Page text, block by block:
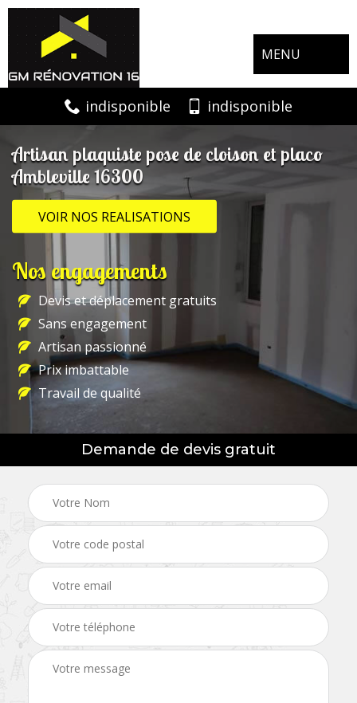
MENU
indisponible indisponible
Artisan plaquiste pose de cloison et placo
Ambleville 16300
VOIR NOS REALISATIONS
Nos engagements
Devis et déplacement gratuits
Sans engagement
Artisan passionné
Prix imbattable
Travail de qualité
Demande de devis gratuit